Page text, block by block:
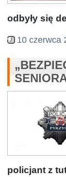
odbyły się
10 czerwca
policjant z